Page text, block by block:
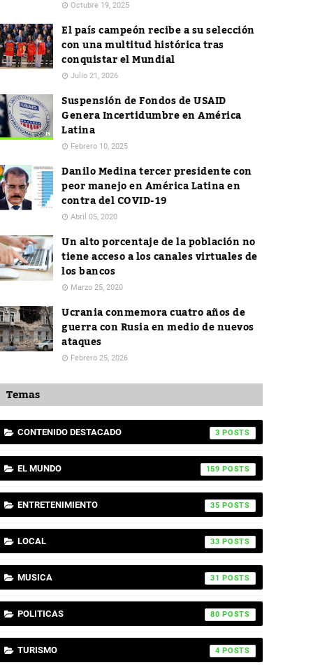
Octubre 19, 2025
El país campeón recibe a su selección
con una multitud histórica tras
conquistar el Mundial
Julio 21, 2026
Suspensión de Fondos de USAID
Genera Incertidumbre en América
Latina
Febrero 10, 2025
Danilo Medina tercer presidente con
peor manejo en América Latina en
contra del COVID-19
Abril 05, 2020
Un alto porcentaje de la población no
tiene acceso a los canales virtuales de
los bancos
Marzo 25, 2020
Ucrania conmemora cuatro años de
guerra con Rusia en medio de nuevos
ataques
Febrero 25, 2026
Temas
CONTENIDO DESTACADO 3
EL MUNDO 159
ENTRETENIMIENTO 35
LOCAL 33
MUSICA 31
POLITICAS 80
TURISMO 4